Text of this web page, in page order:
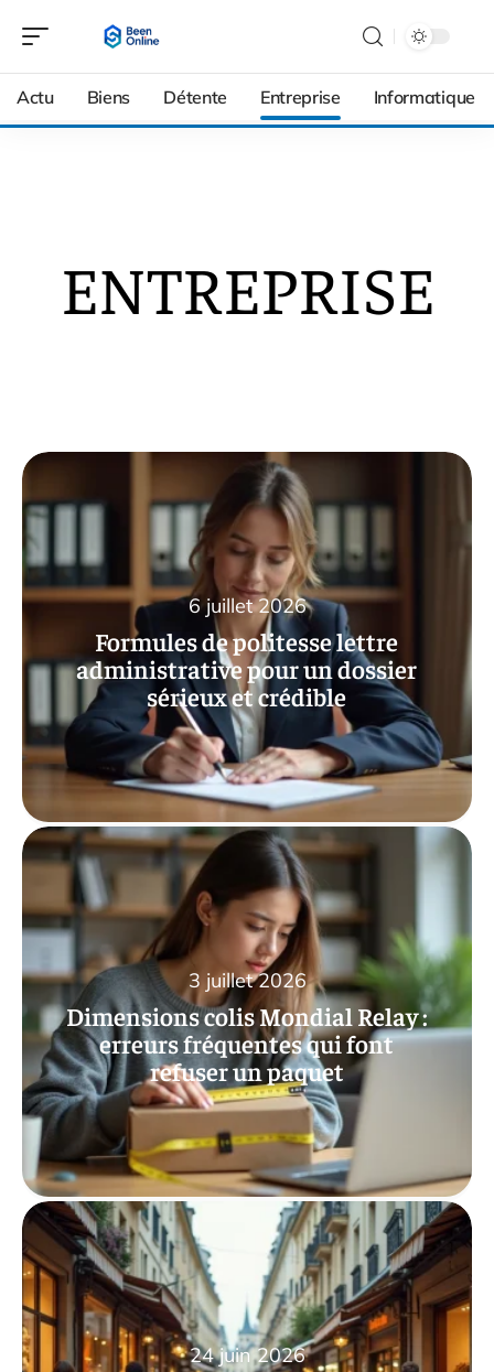
Actu Biens Détente Entreprise Informatique
ENTREPRISE
Formules de politesse lettre
administrative pour un dossier
sérieux et crédible
6 juillet 2026
Dimensions colis Mondial Relay :
erreurs fréquentes qui font
refuser un paquet
3 juillet 2026
24 juin 2026